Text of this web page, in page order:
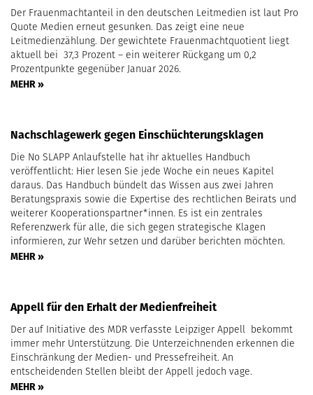
Der Frauenmachtanteil in den deutschen Leitmedien ist laut Pro
Quote Medien erneut gesunken. Das zeigt eine neue
Leitmedienzählung. Der gewichtete Frauenmachtquotient liegt
aktuell bei 37,3 Prozent – ein weiterer Rückgang um 0,2
Prozentpunkte gegenüber Januar 2026.
MEHR »
Nachschlagewerk gegen Einschüchterungsklagen
Die No SLAPP Anlaufstelle hat ihr aktuelles Handbuch
veröffentlicht: Hier lesen Sie jede Woche ein neues Kapitel
daraus. Das Handbuch bündelt das Wissen aus zwei Jahren
Beratungspraxis sowie die Expertise des rechtlichen Beirats und
weiterer Kooperationspartner*innen. Es ist ein zentrales
Referenzwerk für alle, die sich gegen strategische Klagen
informieren, zur Wehr setzen und darüber berichten möchten.
MEHR »
Appell für den Erhalt der Medienfreiheit
Der auf Initiative des MDR verfasste Leipziger Appell bekommt
immer mehr Unterstützung. Die Unterzeichnenden erkennen die
Einschränkung der Medien- und Pressefreiheit. An
entscheidenden Stellen bleibt der Appell jedoch vage.
MEHR »